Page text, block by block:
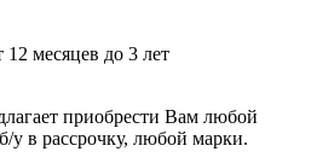
12 месяцев до 3 лет
приобрести Вам любой
у в рассрочку, любой марки.